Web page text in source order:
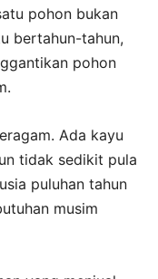
pohon bukan
bertahun-tahun,
pohon
Ada kayu
tidak sedikit pula
puluhan tahun
musim